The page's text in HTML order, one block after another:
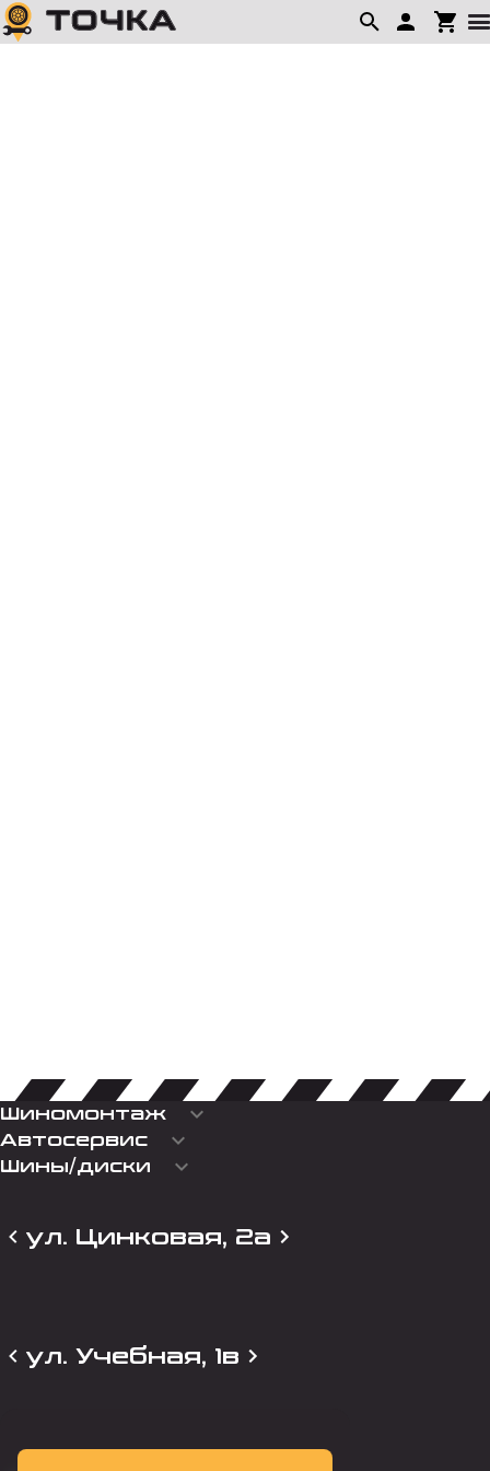
Шиномонтаж keyboard_arrow_down
Автосервис keyboard_arrow_down
Шины/диски keyboard_arrow_down
ул. Цинковая, 2а
ул. Учебная, 1в